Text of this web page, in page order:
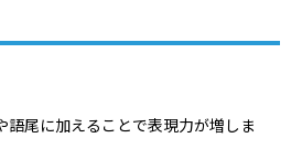
尾に加えることで表現力が増しま